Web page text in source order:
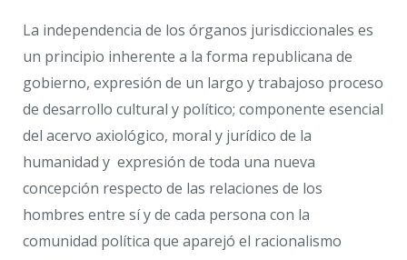
La independencia de los órganos jurisdiccionales es
un principio inherente a la forma republicana de
gobierno, expresión de un largo y trabajoso proceso
de desarrollo cultural y político; componente esencial
del acervo axiológico, moral y jurídico de la
humanidad y expresión de toda una nueva
concepción respecto de las relaciones de los
hombres entre sí y de cada persona con la
comunidad política que aparejó el racionalismo